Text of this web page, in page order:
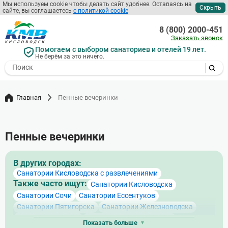
Мы используем cookie чтобы делать сайт удобнее. Оставаясь на
сайте, вы соглашаетесь с политикой cookie Скрыть
Перейти
основному
содержаниюПомогаем с выбором санаториев и отелей 19 лет.
Не берём за это ничего.
- I agree to the processing of my
8 (800) 2000-451
Заказать звонок
Главная Пенные вечеринки
Пенные вечеринки
В других городах:
Санатории Кисловодска с развлечениями
Также часто ищут: Санатории Кисловодска
Санатории Сочи
Санатории Ессентуков
Санатории Пятигорска
Санатории Железноводска
Санатории Адлера
Санатории Лазаревского
Показать больше